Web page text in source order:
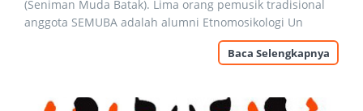
(Seniman Muda Batak). Lima orang pemusik tradisional
anggota SEMUBA adalah alumni Etnomosikologi Un
Baca Selengkapnya